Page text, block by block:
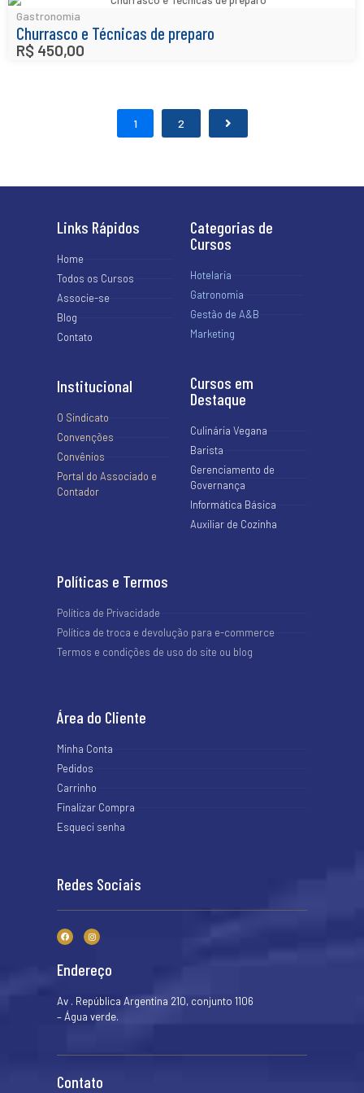
Gastronomia
Churrasco e Técnicas de preparo
R$ 450,00
1 2
Links Rápidos
Home
Todos os Cursos
Associe-se
Blog
Contato
Institucional
O Sindicato
Convenções
Convênios
Portal do Associado e
Contador
Categorias de
Cursos
Hotelaria
Gatronomia
Gestão de A&B
Marketing
Cursos em
Destaque
Culinária Vegana
Barista
Gerenciamento de
Governança
Informática Básica
Auxiliar de Cozinha
Políticas e Termos
Política de Privacidade
Política de troca e devolução para e-commerce
Termos e condições de uso do site ou blog
Área do Cliente
Minha Conta
Pedidos
Carrinho
Finalizar Compra
Esqueci senha
Redes Sociais
Endereço
Av . República Argentina 210, conjunto 1106
– Água verde.
Contato